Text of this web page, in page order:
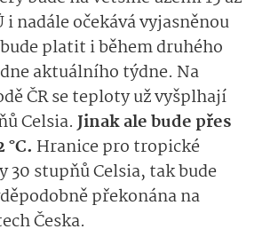
i nadále očekává vyjasněnou
platit i během druhého
aktuálního týdne. Na
ČR se teploty už vyšplhají
Celsia.Jinak ale bude přes
°C. Hranice pro tropické
30 stupňů Celsia, tak bude
překonána na
Česka.